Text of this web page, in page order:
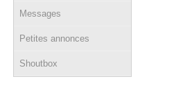
Messages
Petites annonces
Shoutbox